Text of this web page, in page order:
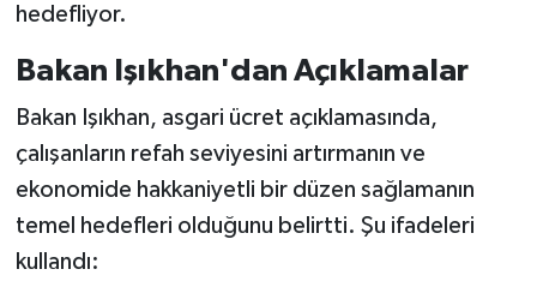
hedefliyor.
Bakan Işıkhan'dan Açıklamalar
Bakan Işıkhan, asgari ücret açıklamasında,
çalışanların refah seviyesini artırmanın ve
ekonomide hakkaniyetli bir düzen sağlamanın
temel hedefleri olduğunu belirtti. Şu ifadeleri
kullandı: